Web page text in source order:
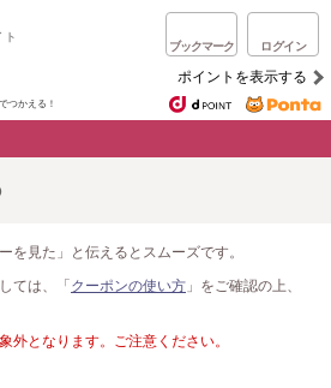
ト
ブックマーク ログイン
ポイントを表示する
つかえる！
を見た」と伝えるとスムーズです。
ては、「 クーポンの使い方 」をご確認の上、
外となります。ご注意ください。